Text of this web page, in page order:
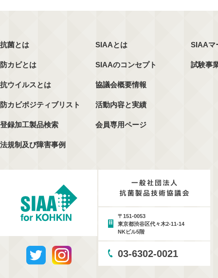
抗菌とは
防カビとは
抗ウイルスとは
防カビポジティブリスト
登録加工製品検索
法規制及び障害事例
SIAAとは
SIAAのコンセプト
協議会概要情報
活動内容と実績
会員専用ページ
SIAAマ
試験事
〒151-0053
東京都渋谷区代々木2-11-14
NKビル5階
03-6302-0021